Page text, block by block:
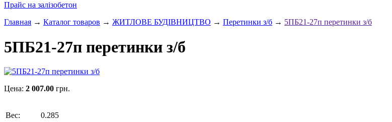
Прайс на залізобетон
Главная → Каталог товаров → ЖИТЛОВЕ БУДIВНИЦТВО → Перетинки з/б → 5ПБ21-27п перетинки з/б
5ПБ21-27п перетинки з/б
Цена: 2 007.00 грн.
Вес: 0.285